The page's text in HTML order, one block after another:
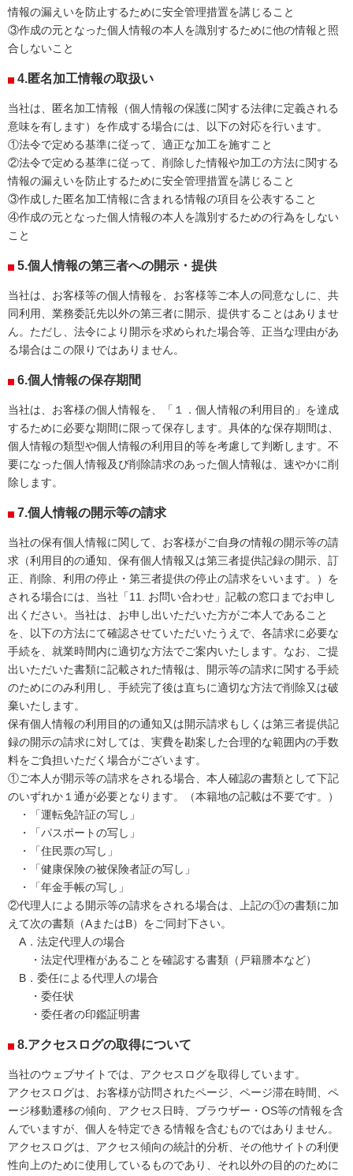
情報の漏えいを防止するために安全管理措置を講じること
③作成の元となった個人情報の本人を識別するために他の情報と照
合しないこと
4.匿名加工情報の取扱い
当社は、匿名加工情報（個人情報の保護に関する法律に定義される
意味を有します）を作成する場合には、以下の対応を行います。
①法令で定める基準に従って、適正な加工を施すこと
②法令で定める基準に従って、削除した情報や加工の方法に関する
情報の漏えいを防止するために安全管理措置を講じること
③作成した匿名加工情報に含まれる情報の項目を公表すること
④作成の元となった個人情報の本人を識別するための行為をしない
こと
5.個人情報の第三者への開示・提供
当社は、お客様等の個人情報を、お客様等ご本人の同意なしに、共
同利用、業務委託先以外の第三者に開示、提供することはありませ
ん。ただし、法令により開示を求められた場合等、正当な理由があ
る場合はこの限りではありません。
6.個人情報の保存期間
当社は、お客様の個人情報を、「１．個人情報の利用目的」を達成
するために必要な期間に限って保存します。具体的な保存期間は、
個人情報の類型や個人情報の利用目的等を考慮して判断します。不
要になった個人情報及び削除請求のあった個人情報は、速やかに削
除します。
7.個人情報の開示等の請求
当社の保有個人情報に関して、お客様がご自身の情報の開示等の請
求（利用目的の通知、保有個人情報又は第三者提供記録の開示、訂
正、削除、利用の停止・第三者提供の停止の請求をいいます。）を
される場合には、当社「11. お問い合わせ」記載の窓口までお申し
出ください。当社は、お申し出いただいた方がご本人であること
を、以下の方法にて確認させていただいたうえで、各請求に必要な
手続を、就業時間内に適切な方法でご案内いたします。なお、ご提
出いただいた書類に記載された情報は、開示等の請求に関する手続
のためにのみ利用し、手続完了後は直ちに適切な方法で削除又は破
棄いたします。
保有個人情報の利用目的の通知又は開示請求もしくは第三者提供記
録の開示の請求に対しては、実費を勘案した合理的な範囲内の手数
料をご負担いただく場合がございます。
①ご本人が開示等の請求をされる場合、本人確認の書類として下記
のいずれか１通が必要となります。（本籍地の記載は不要です。）
・「運転免許証の写し」
・「パスポートの写し」
・「住民票の写し」
・「健康保険の被保険者証の写し」
・「年金手帳の写し」
②代理人による開示等の請求をされる場合は、上記の①の書類に加
えて次の書類（AまたはB）をご同封下さい。
A．法定代理人の場合
・法定代理権があることを確認する書類（戸籍謄本など）
B．委任による代理人の場合
・委任状
・委任者の印鑑証明書
8.アクセスログの取得について
当社のウェブサイトでは、アクセスログを取得しています。
アクセスログは、お客様が訪問されたページ、ページ滞在時間、ペ
ージ移動遷移の傾向、アクセス日時、ブラウザー・OS等の情報を含
んでいますが、個人を特定できる情報を含むものではありません。
アクセスログは、アクセス傾向の統計的分析、その他サイトの利便
性向上のために使用しているものであり、それ以外の目的のために